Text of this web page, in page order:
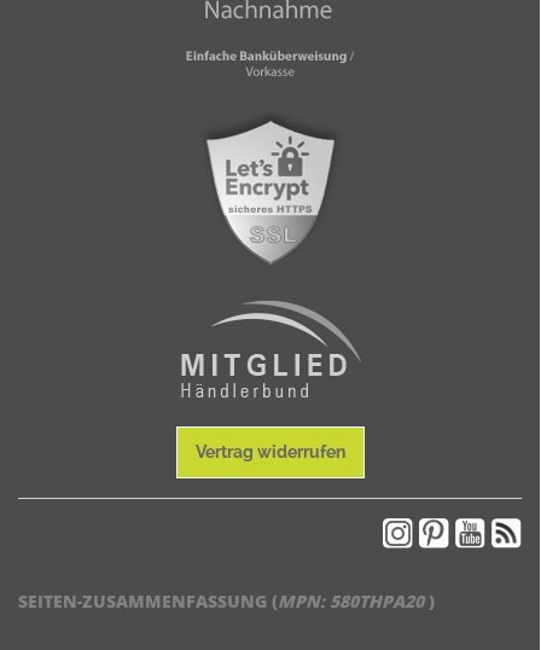
Vertrag widerrufen
SEITEN-ZUSAMMENFASSUNG (MPN: 580THPA20)